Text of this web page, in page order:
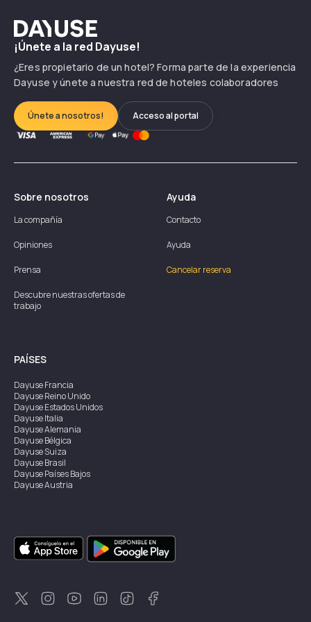
Dayuse
¡Únete a la red Dayuse!
¿Eres propietario de un hotel? Forma parte de la experiencia
Dayuse y únete a nuestra red de hoteles colaboradores
Únete a nosotros! Acceso al portal
Sobre nosotros
La compañía
Opiniones
Prensa
Descubre nuestras ofertas de
trabajo
Ayuda
Contacto
Ayuda
Cancelar reserva
PAÍSES
DayuseFrancia
DayuseReino Unido
DayuseEstados Unidos
DayuseItalia
DayuseAlemania
DayuseBélgica
DayuseSuiza
DayuseBrasil
DayusePaíses Bajos
DayuseAustria
DayuseSingapur
DayuseSuecia
DayuseTailandia
DayuseNueva Zelanda
DayuseTurquía